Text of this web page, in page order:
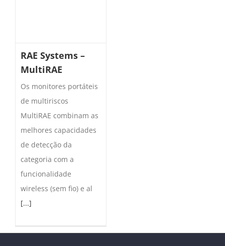
RAE Systems –
MultiRAE
Os monitores portáteis
de multiriscos
MultiRAE combinam as
melhores capacidades
de detecção da
categoria com a
funcionalidade
wireless (sem fio) e al
[...]